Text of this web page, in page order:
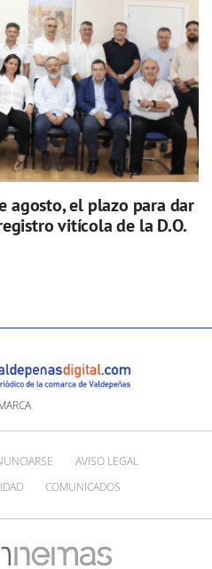
agosto, el plazo para dar
vitícola de la D.O.
AVISO LEGAL
COMUNICADOS